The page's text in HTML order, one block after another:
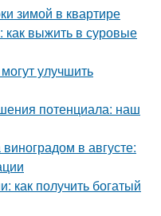
зимой в квартире
выжить в суровые
улучшить
потенциала: наш
в августе:
как получить богатый